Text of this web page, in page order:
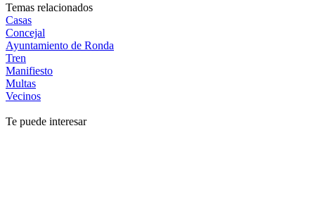
Temas relacionados
Casas
Concejal
Ayuntamiento de Ronda
Tren
Manifiesto
Multas
Vecinos
Te puede interesar